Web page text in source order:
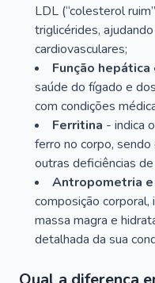
LDL (“colesterol
triglicérides,
cardiovasculares;
Função hepática
saúde do fígado e
com condições
Ferritina - indica
ferro no corpo, sendo
outras deficiências
Antropometria
composição corporal,
massa magra e
detalhada da sua